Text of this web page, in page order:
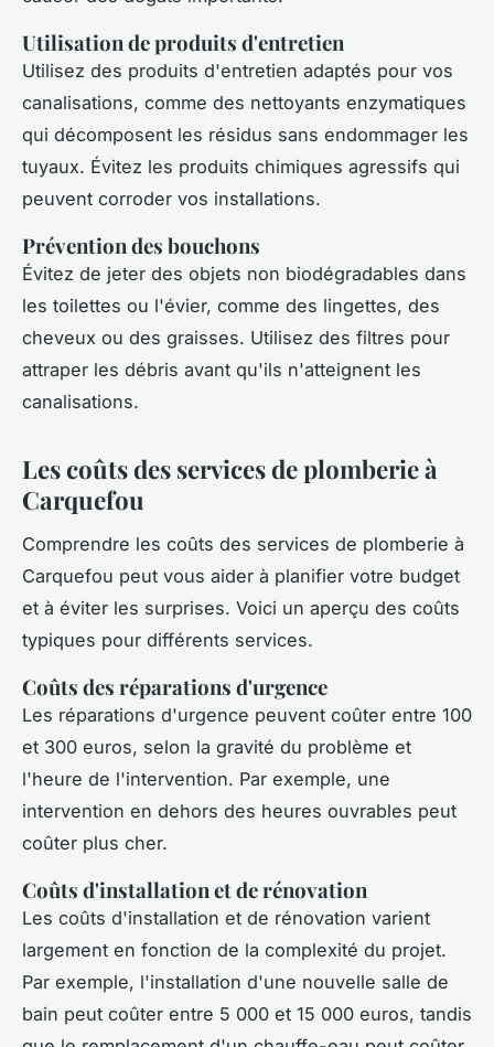
Utilisation de produits d'entretien
Utilisez des produits d'entretien adaptés pour vos
canalisations, comme des nettoyants enzymatiques
qui décomposent les résidus sans endommager les
tuyaux. Évitez les produits chimiques agressifs qui
peuvent corroder vos installations.
Prévention des bouchons
Évitez de jeter des objets non biodégradables dans
les toilettes ou l'évier, comme des lingettes, des
cheveux ou des graisses. Utilisez des filtres pour
attraper les débris avant qu'ils n'atteignent les
canalisations.
Les coûts des services de plomberie à
Carquefou
Comprendre les coûts des services de plomberie à
Carquefou peut vous aider à planifier votre budget
et à éviter les surprises. Voici un aperçu des coûts
typiques pour différents services.
Coûts des réparations d'urgence
Les réparations d'urgence peuvent coûter entre 100
et 300 euros, selon la gravité du problème et
l'heure de l'intervention. Par exemple, une
intervention en dehors des heures ouvrables peut
coûter plus cher.
Coûts d'installation et de rénovation
Les coûts d'installation et de rénovation varient
largement en fonction de la complexité du projet.
Par exemple, l'installation d'une nouvelle salle de
bain peut coûter entre 5 000 et 15 000 euros, tandis